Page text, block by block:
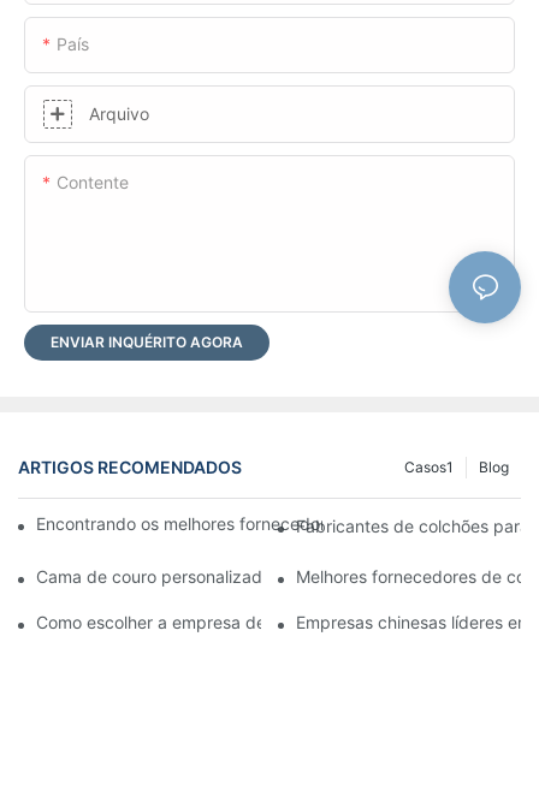
País
Arquivo
Contente
ENVIAR INQUÉRITO AGORA
ARTIGOS RECOMENDADOS Blog
Casos1
Encontrando os melhores fornecedores de atacado de camas
Fabricantes de colchões para
Cama de couro personalizada: transforme seu quarto em um
Melhores fornecedores de
Como escolher a empresa de atacado de colchões certa para
Empresas chinesas líderes